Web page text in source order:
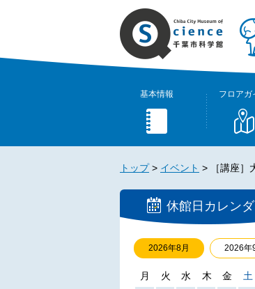
基本情報 フロアガ
トップ> イベント > ［講座
休館日カレン
2026年8月 2026年
月 火 水 木 金 土